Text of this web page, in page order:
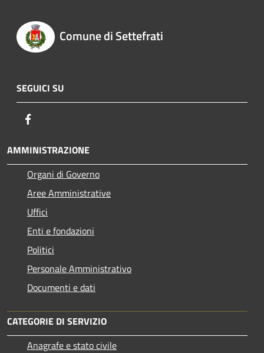
Comune di Settefrati
SEGUICI SU
AMMINISTRAZIONE
Organi di Governo
Aree Amministrative
Uffici
Enti e fondazioni
Politici
Personale Amministrativo
Documenti e dati
CATEGORIE DI SERVIZIO
Anagrafe e stato civile